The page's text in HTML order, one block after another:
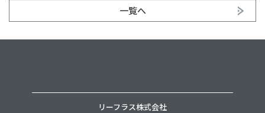
一覧へ
リーフラス株式会社